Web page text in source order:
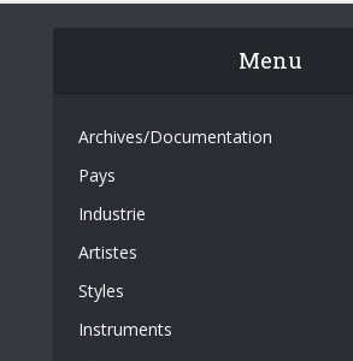
Menu
Archives/Documentation
Pays
Industrie
Artistes
Styles
Instruments